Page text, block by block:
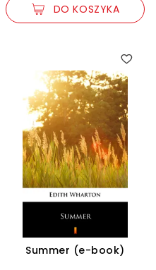
DO KOSZYKA
Summer (e-book)